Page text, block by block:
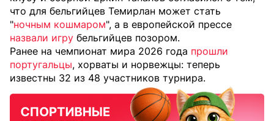
что для бельгийцев Темирлан может стать
"ночным кошмаром", а в европейской прессе
назвали игру бельгийцев позором.
Ранее на чемпионат мира 2026 года прошли
португальцы, хорваты и норвежцы: теперь
известны 32 из 48 участников турнира.